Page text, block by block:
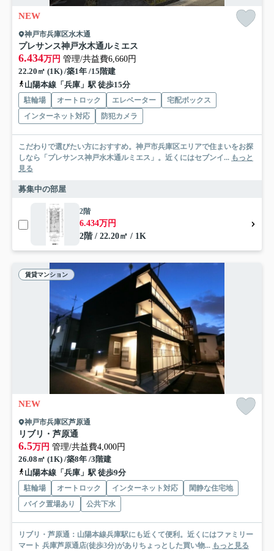
NEW
神戸市兵庫区水木通
プレサンス神戸水木通ルミエス
6.434万円 管理/共益費6,660円
22.20㎡ (1K) /築1年 /15階建
山陽本線「兵庫」駅 徒歩15分
駐輪場 オートロック エレベーター
宅配ボックス
インターネット対応
防犯カメラ
こだわりで選びたい方におすすめ。神戸市兵庫区エリアで住まいをお探
しなら「プレサンス神戸水木通ルミエス」。近くにはセブンイ... もっと
見る
募集中の部屋
2階
6.434万円
2階 / 22.20㎡ / 1K
賃貸マンション
NEW
神戸市兵庫区芦原通
リブリ・芦原通
6.5万円 管理/共益費4,000円
26.08㎡ (1K) /築8年 /3階建
山陽本線「兵庫」駅 徒歩9分
駐輪場 オートロック インターネット対応
閑静な住宅地
バイク置場あり
公共下水
リブリ・芦原通：山陽本線兵庫駅にも近くて便利。近くにはファミリー
マート 兵庫芦原通店(徒歩3分)がありちょっとした買い物... もっと見る